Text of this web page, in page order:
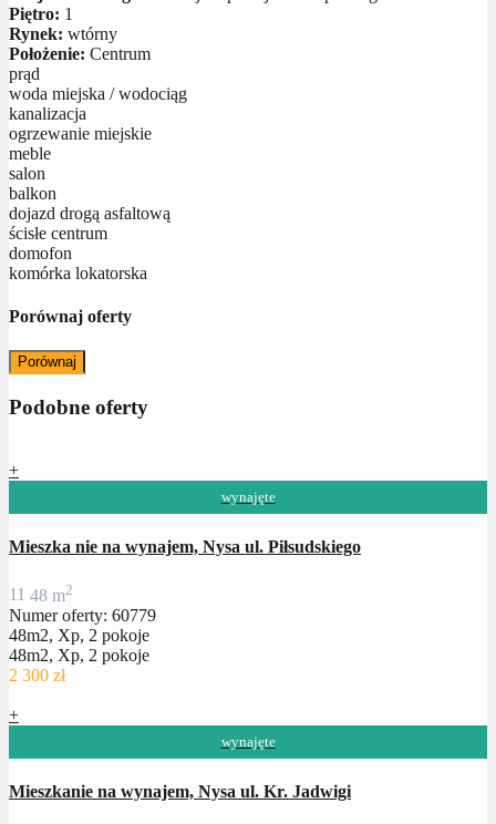
Piętro: 1
Rynek: wtórny
Położenie: Centrum
prąd
woda miejska / wodociąg
kanalizacja
ogrzewanie miejskie
meble
salon
balkon
dojazd drogą asfaltową
ścisłe centrum
domofon
komórka lokatorska
Porównaj oferty
Porównaj
Podobne oferty
+
wynajęte
Mieszka nie na wynajem, Nysa ul. Piłsudskiego
11 48 m2
Numer oferty: 60779
48m2, Xp, 2 pokoje
48m2, Xp, 2 pokoje
2 300 zł
+
wynajęte
Mieszkanie na wynajem, Nysa ul. Kr. Jadwigi